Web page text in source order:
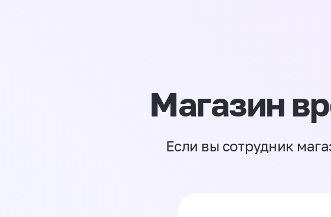
Магазин
Если вы сотрудник